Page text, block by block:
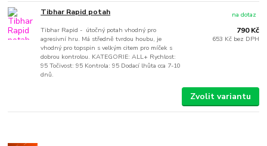
Tibhar Rapid potah
Tibhar Rapid - útočný potah vhodný pro
agresivní hru. Má středně tvrdou houbu, je
vhodný pro topspin s velkým citem pro míček s
dobrou kontrolou. KATEGORIE: ALL+ Rychlost:
95 Točivost: 95 Kontrola: 95 Dodací lhůta cca 7-10
dnů.
790 Kč
653 Kč bez DPH
na dotaz
Zvolit variantu